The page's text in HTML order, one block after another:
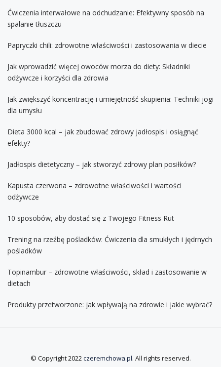
Ćwiczenia interwałowe na odchudzanie: Efektywny sposób na
spalanie tłuszczu
Papryczki chili: zdrowotne właściwości i zastosowania w diecie
Jak wprowadzić więcej owoców morza do diety: Składniki
odżywcze i korzyści dla zdrowia
Jak zwiększyć koncentrację i umiejętność skupienia: Techniki jogi
dla umysłu
Dieta 3000 kcal – jak zbudować zdrowy jadłospis i osiągnąć
efekty?
Jadłospis dietetyczny – jak stworzyć zdrowy plan posiłków?
Kapusta czerwona – zdrowotne właściwości i wartości
odżywcze
10 sposobów, aby dostać się z Twojego Fitness Rut
Trening na rzeźbę pośladków: Ćwiczenia dla smukłych i jędrnych
pośladków
Topinambur – zdrowotne właściwości, skład i zastosowanie w
dietach
Produkty przetworzone: jak wpływają na zdrowie i jakie wybrać?
© Copyright 2022czeremchowa.pl. All rights reserved.